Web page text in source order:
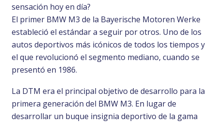
sensación hoy en día?
El primer BMW M3 de la Bayerische Motoren Werke
estableció el estándar a seguir por otros. Uno de los
autos deportivos más icónicos de todos los tiempos y
el que revolucionó el segmento mediano, cuando se
presentó en 1986.
La DTM era el principal objetivo de desarrollo para la
primera generación del BMW M3. En lugar de
desarrollar un buque insignia deportivo de la gama